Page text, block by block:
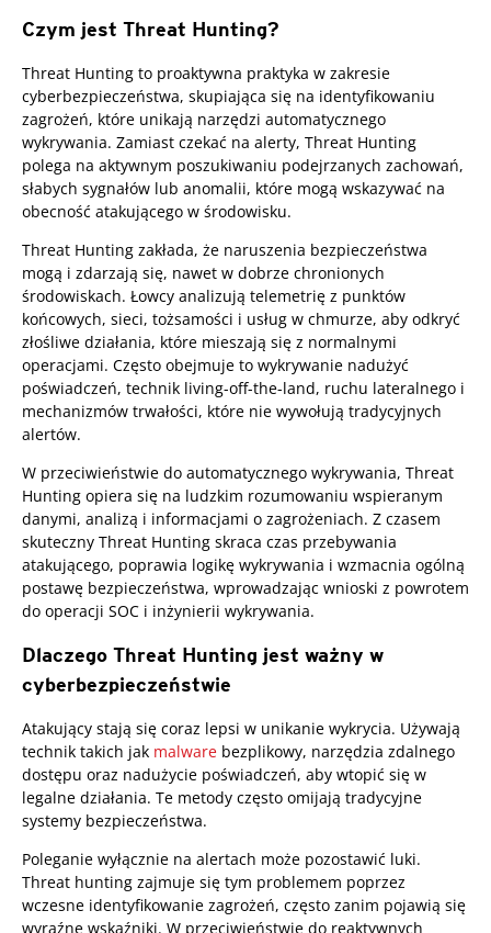
Czym jest Threat Hunting?
Threat Hunting to proaktywna praktyka w zakresie
cyberbezpieczeństwa, skupiająca się na identyfikowaniu
zagrożeń, które unikają narzędzi automatycznego
wykrywania. Zamiast czekać na alerty, Threat Hunting
polega na aktywnym poszukiwaniu podejrzanych zachowań,
słabych sygnałów lub anomalii, które mogą wskazywać na
obecność atakującego w środowisku.
Threat Hunting zakłada, że naruszenia bezpieczeństwa
mogą i zdarzają się, nawet w dobrze chronionych
środowiskach. Łowcy analizują telemetrię z punktów
końcowych, sieci, tożsamości i usług w chmurze, aby odkryć
złośliwe działania, które mieszają się z normalnymi
operacjami. Często obejmuje to wykrywanie nadużyć
poświadczeń, technik living-off-the-land, ruchu lateralnego i
mechanizmów trwałości, które nie wywołują tradycyjnych
alertów.
W przeciwieństwie do automatycznego wykrywania, Threat
Hunting opiera się na ludzkim rozumowaniu wspieranym
danymi, analizą i informacjami o zagrożeniach. Z czasem
skuteczny Threat Hunting skraca czas przebywania
atakującego, poprawia logikę wykrywania i wzmacnia ogólną
postawę bezpieczeństwa, wprowadzając wnioski z powrotem
do operacji SOC i inżynierii wykrywania.
Dlaczego Threat Hunting jest ważny w
cyberbezpieczeństwie
Atakujący stają się coraz lepsi w unikanie wykrycia. Używają
technik takich jak malware bezplikowy, narzędzia zdalnego
dostępu oraz nadużycie poświadczeń, aby wtopić się w
legalne działania. Te metody często omijają tradycyjne
systemy bezpieczeństwa.
Poleganie wyłącznie na alertach może pozostawić luki.
Threat hunting zajmuje się tym problemem poprzez
wczesne identyfikowanie zagrożeń, często zanim pojawią się
wyraźne wskaźniki. W przeciwieństwie do reaktywnych